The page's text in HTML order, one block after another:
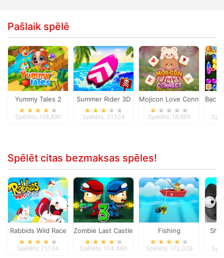
Pašlaik spēlē
Yummy Tales 2
Spēlēts: 128,890
Summer Rider 3D
Spēlēts: 31,104
Mojicon Love Connect
Spēlēts: 18,865
Back
Spēlēt citas bezmaksas spēles!
Rabbids Wild Race
Spēlēts: 71,134
Zombie Last Castle 3
Spēlēts: 104,460
Fishing
Spēlēts: 172,029